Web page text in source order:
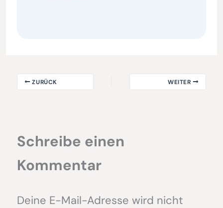
ZURÜCK WEITER
Schreibe einen
Kommentar
Deine E-Mail-Adresse wird nicht